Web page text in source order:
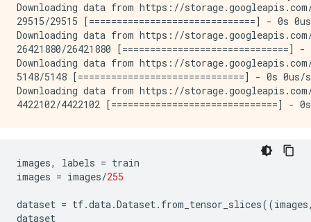
Downloading data from https://
29515/29515 [==============================] - 0s
Downloading data from https://
26421880/26421880
Downloading data from https://
5148/5148 [==============================] - 0s 0us/
Downloading data from https://
images, labels = train
images = images/255
dataset = tf.data.Dataset. from_tensor_slices((images
dataset